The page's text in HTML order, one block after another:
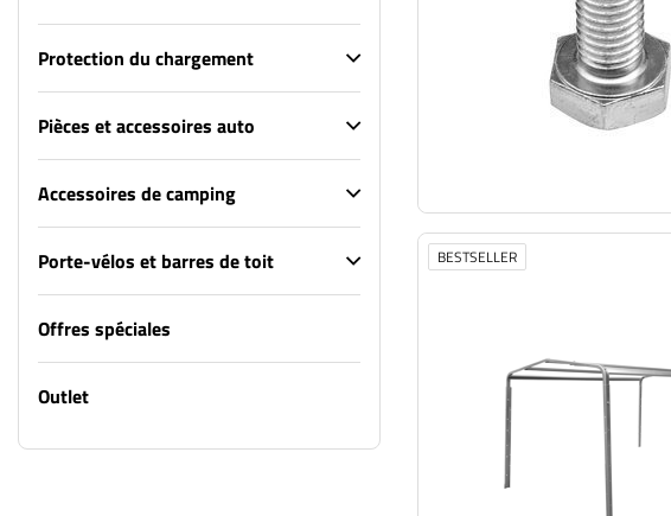
Protection du chargement
Pièces et accessoires auto
Accessoires de camping
Porte-vélos et barres de toit
Offres spéciales
Outlet
BESTSELLER